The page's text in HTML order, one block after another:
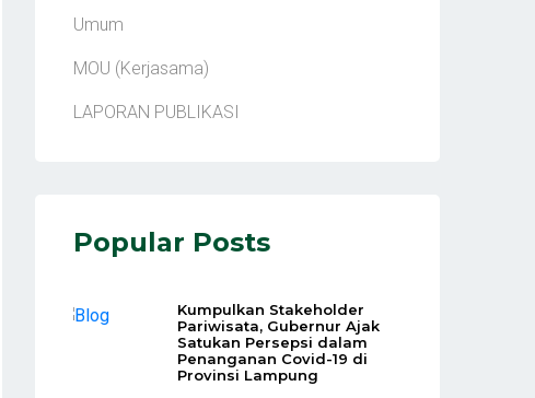
Umum
MOU (Kerjasama)
LAPORAN PUBLIKASI
Popular Posts
Kumpulkan Stakeholder
Pariwisata, Gubernur Ajak
Satukan Persepsi dalam
Penanganan Covid-19 di
Provinsi Lampung